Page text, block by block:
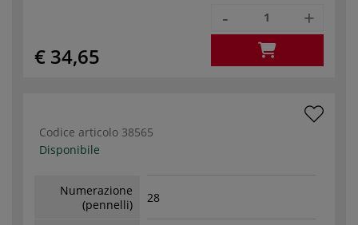
€ 34,65
- +
Codice articolo 38565
Disponibile
Numerazione
(pennelli)
28